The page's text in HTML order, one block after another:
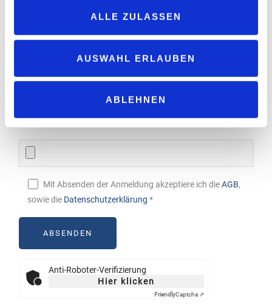
ALLE ZULASSEN
AUSWAHL ERLAUBEN
ABLEHNEN
Mit Absenden der Anmeldung akzeptiere ich dieAGB,
sowie die Datenschutzerklärung *
Anti-Roboter-Verifizierung
Hier klicken
FriendlyCaptcha ⇗